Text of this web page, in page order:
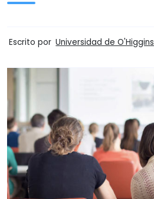
Escrito por Universidad de O'Higgins